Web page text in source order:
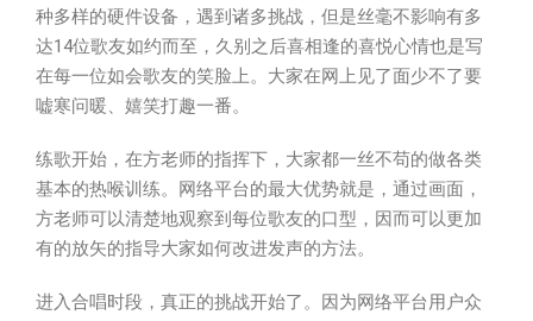
种多样的硬件设备，遇到诸多挑战，但是丝毫不影响有多
达14位歌友如约而至，久别之后喜相逢的喜悦心情也是写
在每一位如会歌友的笑脸上。大家在网上见了面少不了要
嘘寒问暖、嬉笑打趣一番。
练歌开始，在方老师的指挥下，大家都一丝不苟的做各类
基本的热喉训练。网络平台的最大优势就是，通过画面，
方老师可以清楚地观察到每位歌友的口型，因而可以更加
有的放矢的指导大家如何改进发声的方法。
进入合唱时段，真正的挑战开始了。因为网络平台用户众